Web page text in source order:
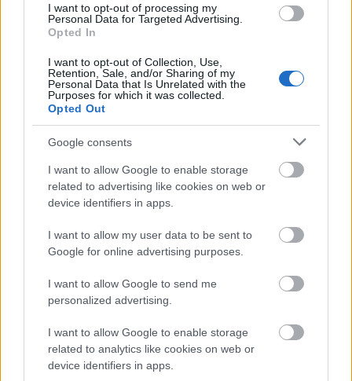
I want to opt-out of processing my
Personal Data for Targeted Advertising.
Opted In
I want to opt-out of Collection, Use,
Retention, Sale, and/or Sharing of my
Personal Data that Is Unrelated with the
Purposes for which it was collected.
Opted Out
Google consents
I want to allow Google to enable storage
related to advertising like cookies on web or
device identifiers in apps.
I want to allow my user data to be sent to
Google for online advertising purposes.
I want to allow Google to send me
personalized advertising.
I want to allow Google to enable storage
related to analytics like cookies on web or
device identifiers in apps.
millones!
28. agosto 2020 Por Jesus Gallo
hay jugadores que han visto aumentar considerablemente su cotización
en la última semana, destacando el caso de David Silva.